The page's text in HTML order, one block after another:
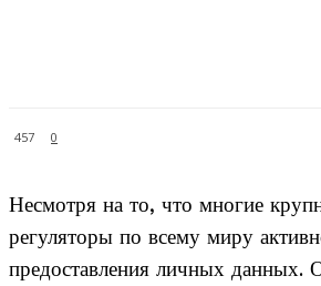
457 0
Несмотря на то, что многие
регуляторы по всему миру
предоставления личных данных.